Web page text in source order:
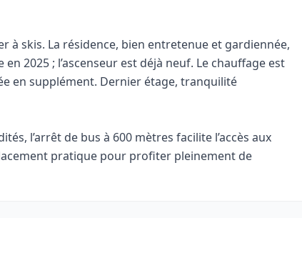
à skis. La résidence, bien entretenue et gardiennée,
2025 ; l’ascenseur est déjà neuf. Le chauffage est
en supplément. Dernier étage, tranquilité
l’arrêt de bus à 600 mètres facilite l’accès aux
pratique pour profiter pleinement de